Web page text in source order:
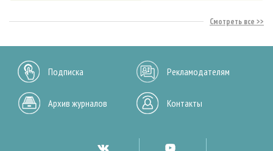
Смотреть все
Подписка Рекламодателям
Архив журналов Контакты